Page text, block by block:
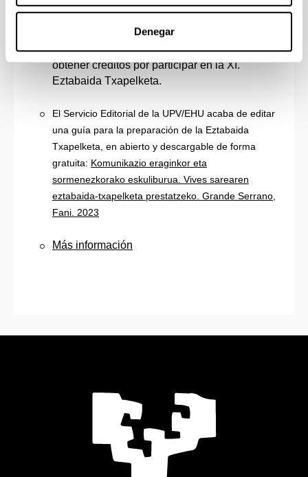
Denegar
El estudiantado de la UPV/EHU puede
obtener créditos por participar en la XI.
Eztabaida Txapelketa.
El Servicio Editorial de la UPV/EHU acaba de editar
una guía para la preparación de la Eztabaida
Txapelketa, en abierto y descargable de forma
gratuita: Komunikazio eraginkor eta
sormenezkorako eskuliburua. Vives sarearen
eztabaida-txapelketa prestatzeko. Grande Serrano,
Fani. 2023
Más información